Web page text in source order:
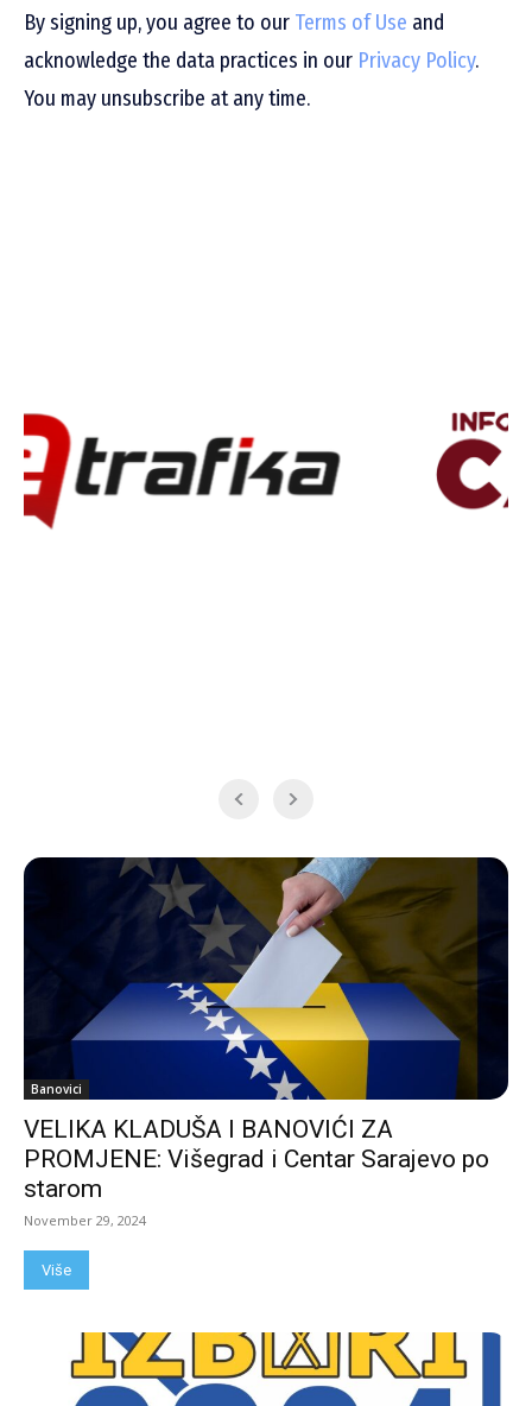
By signing up, you agree to our Terms of Use and
acknowledge the data practices in our Privacy Policy.
You may unsubscribe at any time.
Banovici
VELIKA KLADUŠA I BANOVIĆI ZA
PROMJENE: Višegrad i Centar Sarajevo po
starom
November 29, 2024
Više